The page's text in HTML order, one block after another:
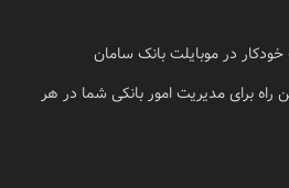
در موبایلت بانک سامان
راه برای مدیریت امور بانکی شما در هر